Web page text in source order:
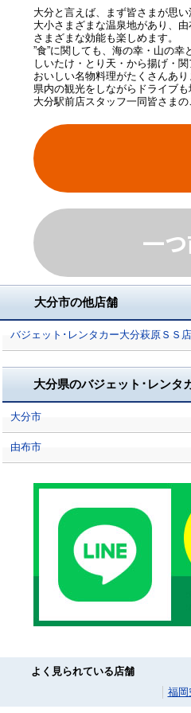
大分と言えば、まず皆さまが思い
大小さまざまな温泉地があり、
さまざまな効能も楽しめます。
”食”に関しても、海の幸・山の幸
しいたけ・とり天・から揚げ・
おいしい名物料理がたくさんあ
県内の観光をしながらドライブ
大分駅前店スタッフ一同皆さま
一
大分市の他店舗
バジェット･レンタカー大分萩原ＳＳ店
大分県のバジェット･レンタ
大分市
由布市
よく見られている店舗
福岡